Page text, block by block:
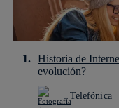
Historia de
evolución?
Telefónica